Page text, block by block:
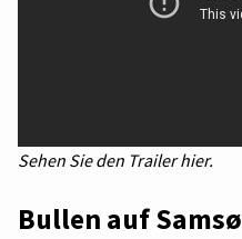
Sehen Sie den Trailer hier.
Bullen auf Samsø